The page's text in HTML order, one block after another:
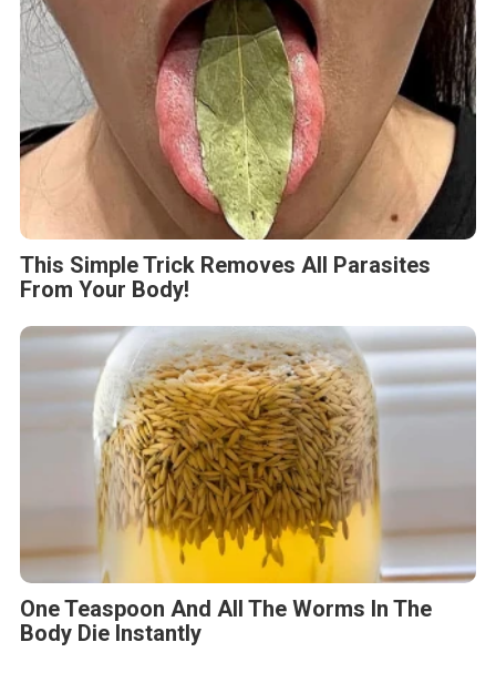
This Simple Trick Removes All Parasites
From Your Body!
One Teaspoon And All The Worms In The
Body Die Instantly